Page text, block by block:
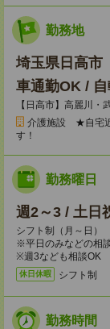
勤務地
埼玉県日高市
車通勤OK /
【日高市】高麗川・
介護施設 ★自宅近
す！
勤務曜日
週2～3 / 土日
シフト制（月～日）
※平日のみなどの相
※週3なども相談OK
休日休暇 シフト制
勤務時間